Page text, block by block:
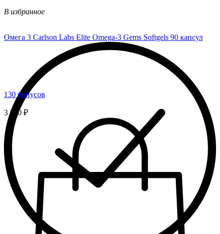
В избранное
Омега 3 Carlson Labs Elite Omega-3 Gems Softgels 90 капсул
130 бонусов
3 250 ₽